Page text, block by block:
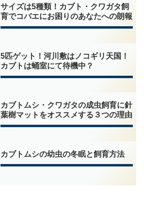
サイズは5種類！カブト・クワガタ飼
育でコバエにお困りのあなたへの朗報
5匹ゲット！河川敷はノコギリ天国！
カブトは蛹室にて待機中？
カブトムシ・クワガタの成虫飼育に針
葉樹マットをオススメする３つの理由
カブトムシの幼虫の冬眠と飼育方法